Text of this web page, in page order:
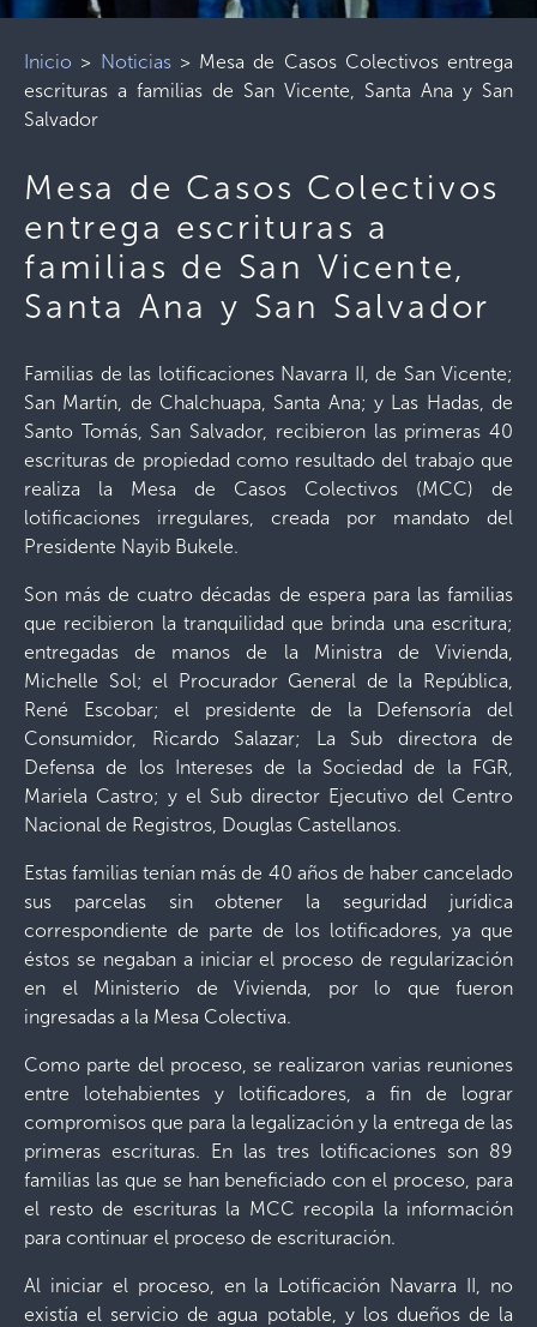
Inicio > Noticias> Mesa de Casos Colectivos entrega
escrituras a familias de San Vicente, Santa Ana y San
Salvador
Mesa de Casos Colectivos
entrega escrituras a
familias de San Vicente,
Santa Ana y San Salvador
Familias de las lotificaciones Navarra II, de San Vicente;
San Martín, de Chalchuapa, Santa Ana; y Las Hadas, de
Santo Tomás, San Salvador, recibieron las primeras 40
escrituras de propiedad como resultado del trabajo que
realiza la Mesa de Casos Colectivos (MCC) de
lotificaciones irregulares, creada por mandato del
Presidente Nayib Bukele.
Son más de cuatro décadas de espera para las familias
que recibieron la tranquilidad que brinda una escritura;
entregadas de manos de la Ministra de Vivienda,
Michelle Sol; el Procurador General de la República,
René Escobar; el presidente de la Defensoría del
Consumidor, Ricardo Salazar; La Sub directora de
Defensa de los Intereses de la Sociedad de la FGR,
Mariela Castro; y el Sub director Ejecutivo del Centro
Nacional de Registros, Douglas Castellanos.
Estas familias tenían más de 40 años de haber cancelado
sus parcelas sin obtener la seguridad jurídica
correspondiente de parte de los lotificadores, ya que
éstos se negaban a iniciar el proceso de regularización
en el Ministerio de Vivienda, por lo que fueron
ingresadas a la Mesa Colectiva.
Como parte del proceso, se realizaron varias reuniones
entre lotehabientes y lotificadores, a fin de lograr
compromisos que para la legalización y la entrega de las
primeras escrituras. En las tres lotificaciones son 89
familias las que se han beneficiado con el proceso, para
el resto de escrituras la MCC recopila la información
para continuar el proceso de escrituración.
Al iniciar el proceso, en la Lotificación Navarra II, no
existía el servicio de agua potable, y los dueños de la